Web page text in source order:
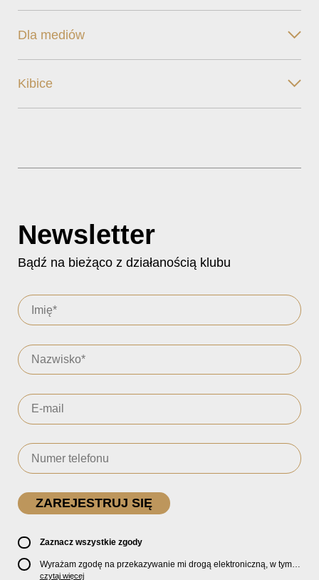
Dla mediów
Kibice
Newsletter
Bądź na bieżąco z działanością klubu
Zaznacz wszystkie zgody
Wyrażam zgodę na przekazywanie mi drogą elektroniczną, w tym
pocztą e-mail, oficjalnego newslettera oraz informacji o zniżkach,
czytaj więcej